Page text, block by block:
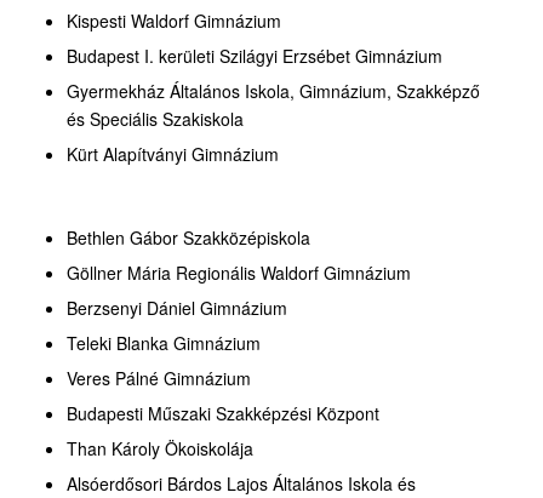
Kispesti Waldorf Gimnázium
Budapest I. kerületi Szilágyi Erzsébet Gimnázium
Gyermekház Általános Iskola, Gimnázium, Szakképző
és Speciális Szakiskola
Kürt Alapítványi Gimnázium
Bethlen Gábor Szakközépiskola
Göllner Mária Regionális Waldorf Gimnázium
Berzsenyi Dániel Gimnázium
Teleki Blanka Gimnázium
Veres Pálné Gimnázium
Budapesti Műszaki Szakképzési Központ
Than Károly Ökoiskolája
Alsóerdősori Bárdos Lajos Általános Iskola és